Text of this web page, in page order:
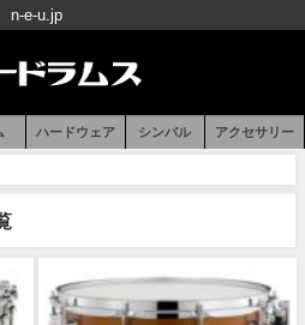
n-e-u.jp
ハードウェア シンバル アクセサリー